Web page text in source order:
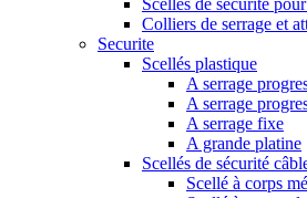
Colliers de serrage et
Securite
Scellés plastique
A serrage
A serrage
A serrage fixe
A grande platine
Scellés de sécurité
Scellé à corps